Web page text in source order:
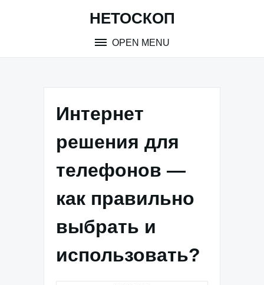
НЕТОСКОП
OPEN MENU
Интернет
решения для
телефонов —
как правильно
выбрать и
использовать?